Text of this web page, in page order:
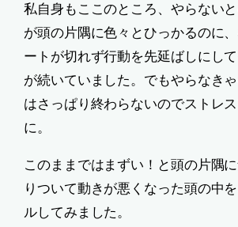
私自身もここのところ、やらない
が頭の片隅に色々とひっかるのに
ートが切れず行動を先延ばしにし
が続いていました。でもやらなき
はさっぱり終わらないのでストレ
に。
このままではまずい！と頭の片隅
りついて動きが悪くなった頭の中
ルしてみました。